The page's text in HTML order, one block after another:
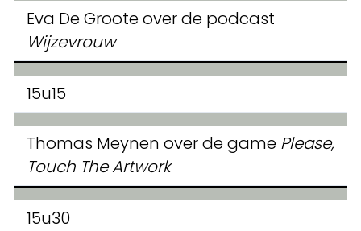
Eva De Groote over de podcast
Wijzevrouw
15u15
Thomas Meynen over de game Please,
Touch The Artwork
15u30